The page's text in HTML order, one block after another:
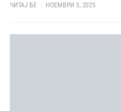
ЧИТАЈ БЕ НОЕМВРИ 3, 2025